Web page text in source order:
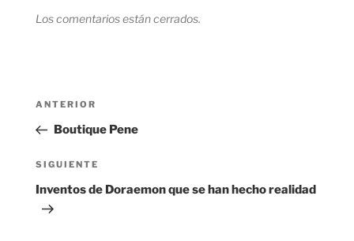
Los comentarios están cerrados.
Navegación
entradas
Entrada
anterior:
ANTERIOR
Boutique Pene
Siguiente
entrada
SIGUIENTE
Inventos de Doraemon que se han hecho realidad